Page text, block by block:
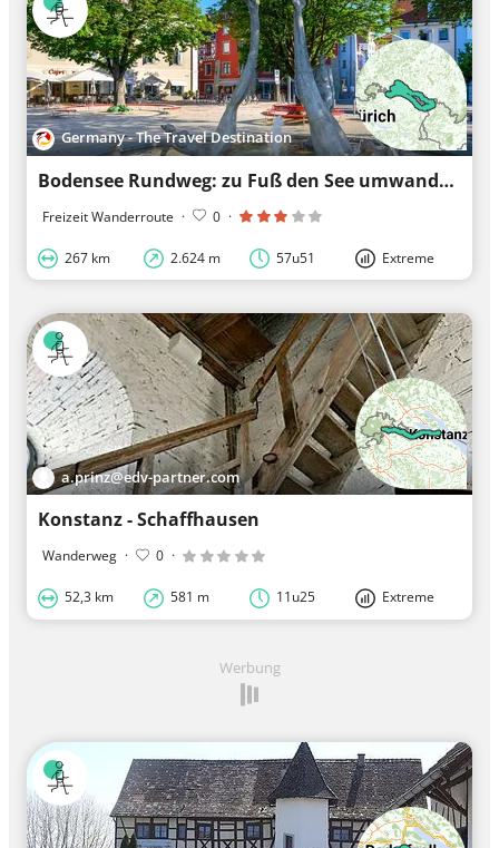
Germany - The Travel Destination
Bodensee Rundweg: zu Fuß den See umwandern
Freizeit Wanderroute · 0 ·
267 km 2.624 m 57u51 Extreme
a.prinz@edv-partner.com
Konstanz - Schaffhausen
Wanderweg · 0 ·
52,3 km 581 m 11u25 Extreme
Werbung